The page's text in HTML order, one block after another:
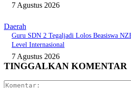
7 Agustus 2026
Daerah
Guru SDN 2 Tegaljadi Lolos Beasiswa
Level Internasional
7 Agustus 2026
TINGGALKAN KOMENTAR